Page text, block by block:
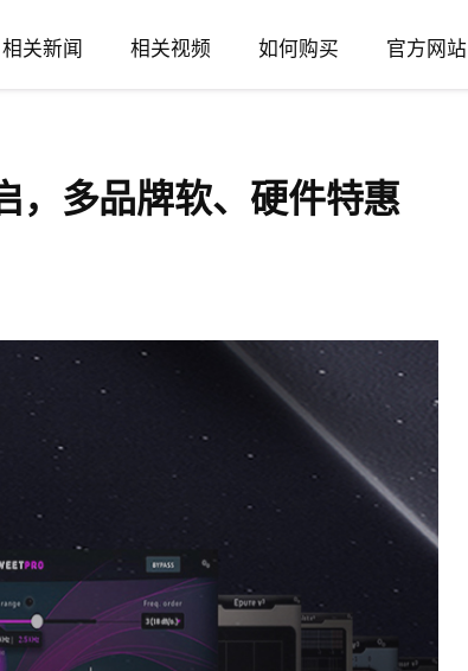
相关新闻 相关视频 如何购买 官方网站
，多品牌软、硬件特惠